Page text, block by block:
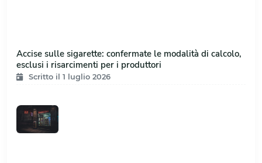
Accise sulle sigarette: confermate le modalità di calcolo,
esclusi i risarcimenti per i produttori
Scritto il 1 luglio 2026